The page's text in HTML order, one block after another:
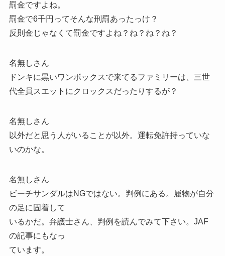
罰金ですよね。
罰金で6千円ってそんな刑罰あったっけ？
反則金じゃなくて罰金ですよね？ね？ね？ね？
名無しさん
ドンキに黒いワンボックスで来てるファミリーは、三世
代全員スエットにクロックスだったりするが？
名無しさん
以外だと思う人がいることが以外。運転免許持っていな
いのかな。
名無しさん
ビーチサンダルはNGではない。判例にある。履物が自分
の足に固着して
いるかだ。弁護士さん、判例を読んでみて下さい。JAF
の記事にもなっ
ています。